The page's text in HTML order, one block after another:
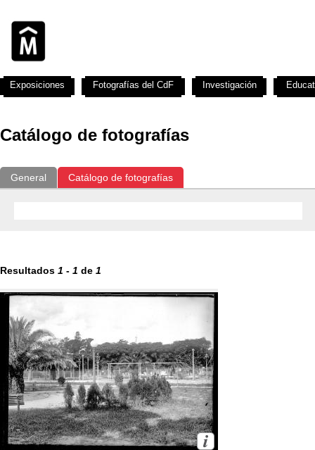
Catálogo de fotografías
General Catálogo de fotografías
Resultados 1 - 1 de 1
Exposiciones Fotografías del CdF Investigación